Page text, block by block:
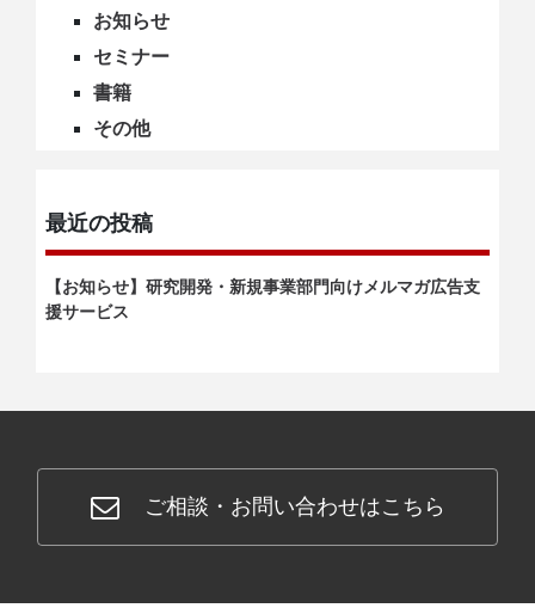
お知らせ
セミナー
書籍
その他
最近の投稿
【お知らせ】研究開発・新規事業部門向けメルマガ広告支
援サービス
ご相談・お問い合わせはこちら